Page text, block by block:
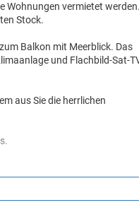
Wohnungen vermietet
Stock.
Balkon mit Meerblick. Das
und Flachbild-Sat-
aus Sie die herrlichen
in Strandnähe finden, wo Sie
typisch istrische